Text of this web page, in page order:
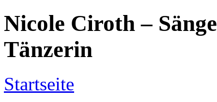
Nicole Ciroth –
Tänzerin
Startseite